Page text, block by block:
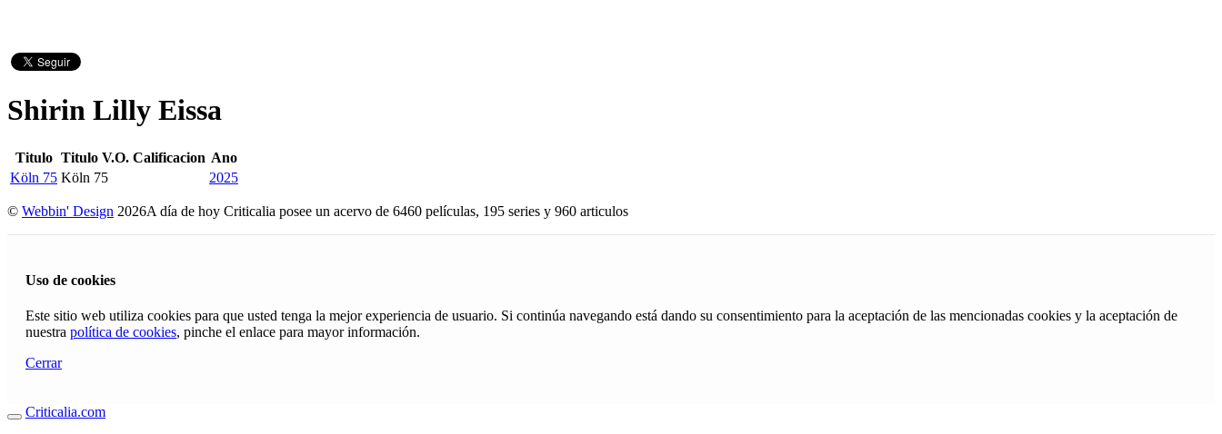
Shirin Lilly Eissa
Titulo Titulo V.O. Calificacion Ano
Köln 75 Köln 75 2025
© Webbin' Design 2026A día de hoy Criticalia posee un acervo de 6460 películas, 195 series y 960 articulos
Uso de cookies
Este sitio web utiliza cookies para que usted tenga la mejor experiencia de usuario. Si continúa navegando está dando su consentimiento para la aceptación de las mencionadas cookies y la aceptación de
nuestra política de cookies, pinche el enlace para mayor información.
Cerrar
Criticalia.com